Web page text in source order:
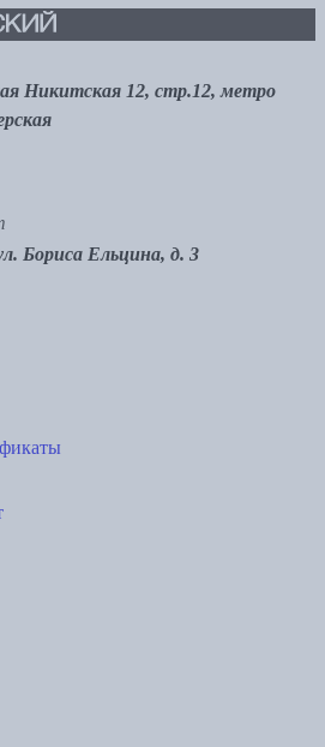
Никитская 12, стр.12, метро
Бориса Ельцина, д. 3